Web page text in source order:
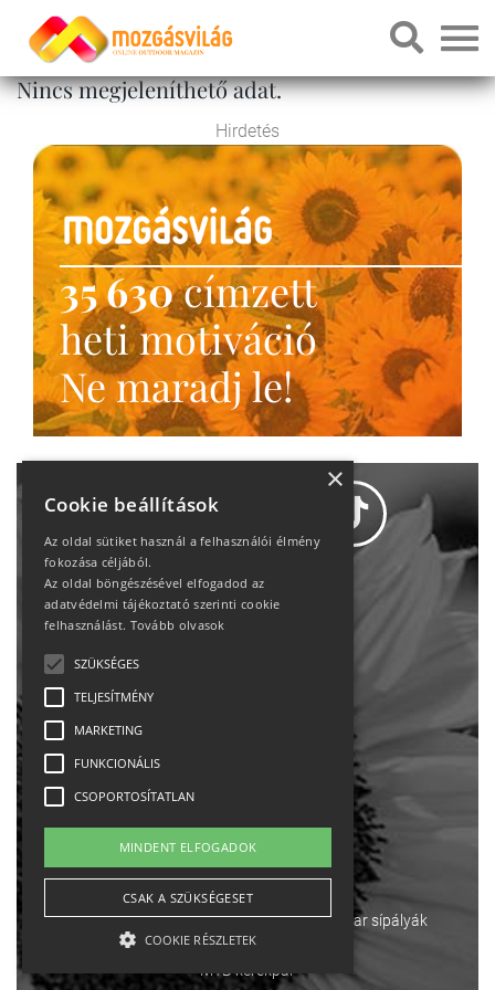
Nincs megjeleníthető adat.
Hirdetés
35 630címzett
heti motiváció
Ne maradj le!
Adatvédelem
Impresszum-kapcsolat
English
Ebike Osztrák sípályák Magyar sípályák
MTB kerékpár
×
Cookie beállítások
Az oldal sütiket használ a felhasználói élmény
fokozása céljából.
Az oldal böngészésével elfogadod az
adatvédelmi tájékoztató szerinti cookie
felhasználást. Tovább olvasok
SZÜKSÉGES
TELJESÍTMÉNY
MARKETING
FUNKCIONÁLIS
CSOPORTOSÍTATLAN
MINDENT ELFOGADOK
CSAK A SZÜKSÉGESET
COOKIE RÉSZLETEK